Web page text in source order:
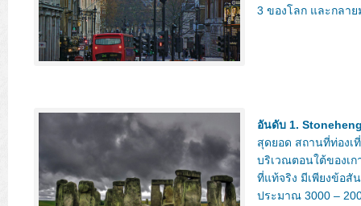
3 ของโลก และกลา
อันดับ 1.
สุดยอด สถานที่ท่องเ
บริเวณตอนใต้ของเ
ที่แท้จริง มีเพียงข้อสั
ประมาณ 3000 –